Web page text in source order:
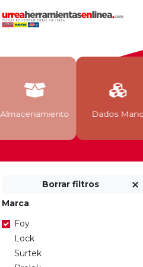
Almacenamiento Dados Mano
Borrar filtros
Marca
Foy
Lock
Surtek